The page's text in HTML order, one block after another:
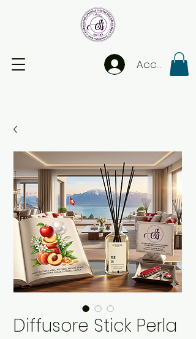
Accedi
Diffusore Stick Perla